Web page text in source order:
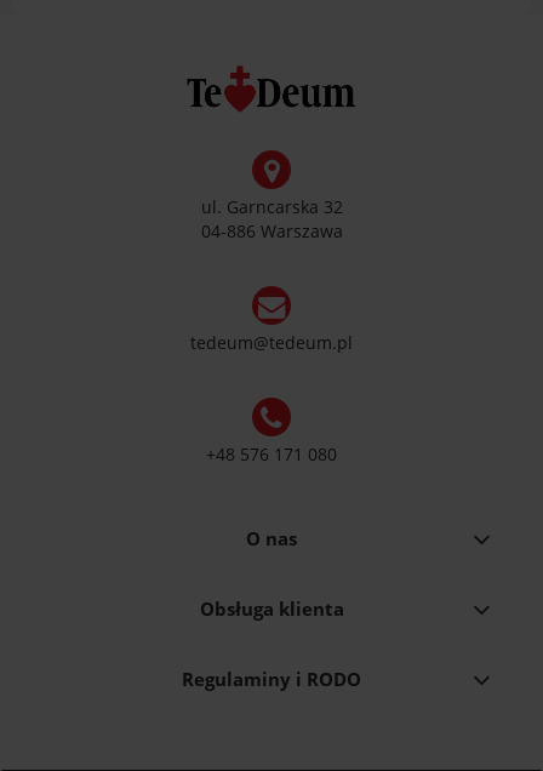
ul. Garncarska 32
04-886 Warszawa
tedeum@tedeum.pl
+48 576 171 080
O nas
Obsługa klienta
Regulaminy i RODO